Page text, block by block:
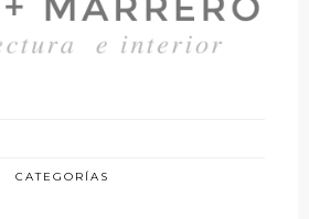
CATEGORÍAS